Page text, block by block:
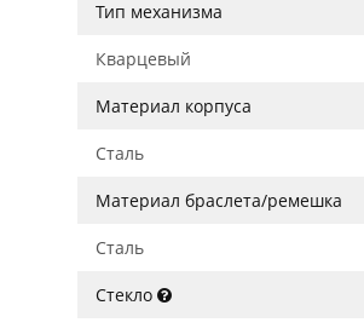
Тип механизма
Кварцевый
Материал корпуса
Сталь
Материал браслета/ремешка
Сталь
Стекло